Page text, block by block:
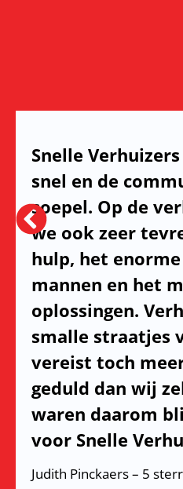
Snelle
snel en de
soepel. Op de
we ook zeer
hulp, het
mannen en het
oplossingen.
smalle straatjes
vereist toch
geduld dan wij
waren daarom
voor Snelle
Judith Pinckaers – 5